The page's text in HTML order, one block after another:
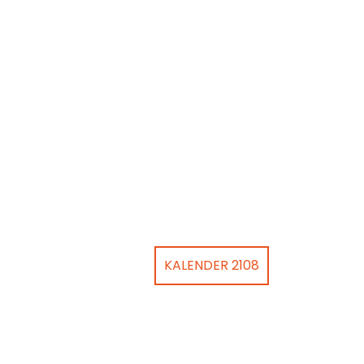
KALENDER 2108